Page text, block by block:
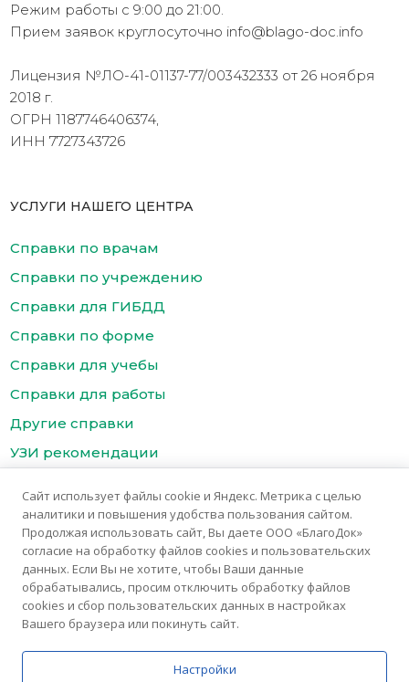
Режим работы с 9:00 до 21:00.
Прием заявок круглосуточно info@blago-doc.info
Лицензия №ЛО-41-01137-77/003432333 от 26 ноября
2018 г.
ОГРН 1187746406374,
ИНН 7727343726
УСЛУГИ НАШЕГО ЦЕНТРА
Справки по врачам
Справки по учреждению
Справки для ГИБДД
Справки по форме
Справки для учебы
Справки для работы
Другие справки
УЗИ рекомендации
Контакты медицинского центра БлагоДок
© 2025 Медицинский центр «БлагоДок»
Медицинские услуги предоставляются ООО "Благомед"
Сайт использует файлы cookie и Яндекс. Метрика с целью
аналитики и повышения удобства пользования сайтом.
Продолжая использовать сайт, Вы даете ООО «БлагоДок»
согласие на обработку файлов cookies и пользовательских
данных. Если Вы не хотите, чтобы Ваши данные
обрабатывались, просим отключить обработку файлов
cookies и сбор пользовательских данных в настройках
Вашего браузера или покинуть сайт.
Настройки